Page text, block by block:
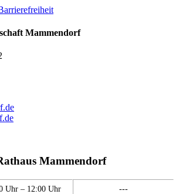
Mammendorf
Mammendorf
Uhr – 12:00 Uhr ---